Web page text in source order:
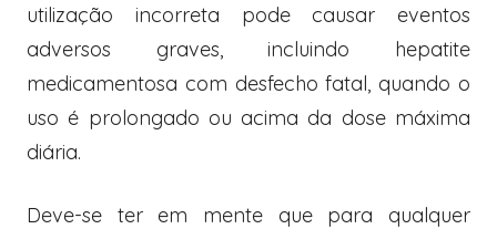
utilização incorreta pode causar eventos
adversos graves, incluindo hepatite
medicamentosa com desfecho fatal, quando o
uso é prolongado ou acima da dose máxima
diária.
Deve-se ter em mente que para qualquer